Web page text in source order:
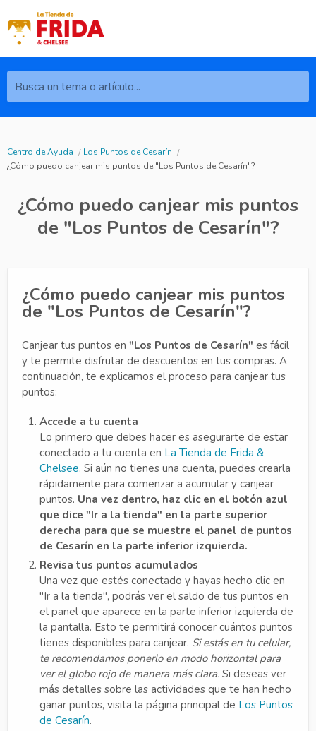
Busca un tema o artículo...
Centro de Ayuda
Los Puntos de Cesarín
¿Cómo puedo canjear mis puntos de "Los Puntos de Cesarín"?
¿Cómo puedo canjear mis puntos
de "Los Puntos de Cesarín"?
¿Cómo puedo canjear mis puntos
de "Los Puntos de Cesarín"?
Canjear tus puntos en "Los Puntos de Cesarín" es fácil
y te permite disfrutar de descuentos en tus compras. A
continuación, te explicamos el proceso para canjear tus
puntos:
Accede a tu cuenta
Lo primero que debes hacer es asegurarte de estar
conectado a tu cuenta en La Tienda de Frida &
Chelsee. Si aún no tienes una cuenta, puedes crearla
rápidamente para comenzar a acumular y canjear
puntos. Una vez dentro, haz clic en el botón azul
que dice "Ir a la tienda" en la parte superior
derecha para que se muestre el panel de puntos
de Cesarín en la parte inferior izquierda.
Revisa tus puntos acumulados
Una vez que estés conectado y hayas hecho clic en
"Ir a la tienda", podrás ver el saldo de tus puntos en
el panel que aparece en la parte inferior izquierda de
la pantalla. Esto te permitirá conocer cuántos puntos
tienes disponibles para canjear. Si estás en tu celular,
te recomendamos ponerlo en modo horizontal para
ver el globo rojo de manera más clara. Si deseas ver
más detalles sobre las actividades que te han hecho
ganar puntos, visita la página principal de Los Puntos
de Cesarín.